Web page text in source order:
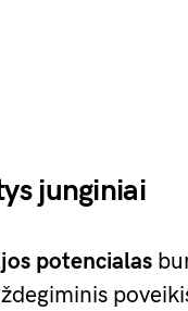
junginiai
potencialas